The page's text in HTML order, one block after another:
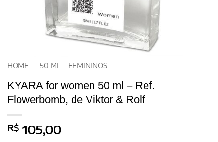
HOME - 50 ML - FEMININOS
KYARA for women 50 ml – Ref.
Flowerbomb, de Viktor & Rolf
R$ 105,00